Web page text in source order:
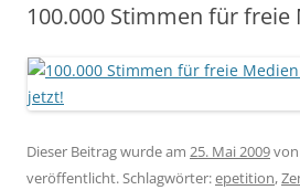
100.000 Stimmen für freie
Dieser Beitrag wurde am 25. Mai 2009von
veröffentlicht. Schlagwörter:epetition,